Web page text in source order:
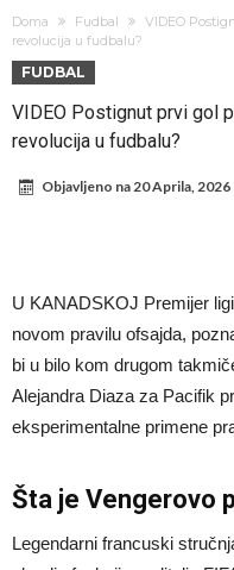
Đani Infantino dobija
Više od 200 miliona eura
novčanik – očekuju se
Manchester City je već
Doma Fudbal
VIDEO
revolucija u fudbalu?
FUDBAL
VIDEO Postignut prvi gol
revolucija u fudbalu?
Objavljeno na20 Aprila, 2026
U KANADSKOJ Premijer
novom pravilu ofsajda,
bi u bilo kom drugom
Alejandra Diaza za Pacifik
eksperimentalne primene
Šta je Vengerovo
Legendarni francuski